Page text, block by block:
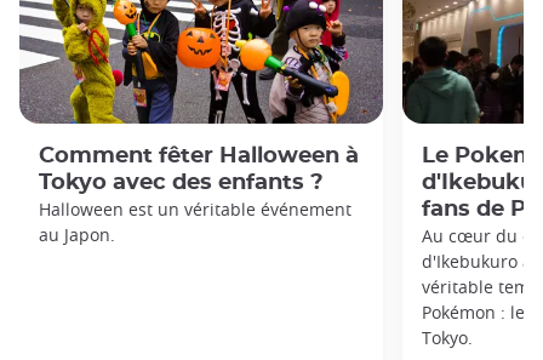
Comment fêter Halloween à
Tokyo avec des enfants ?
Halloween est un véritable événement
au Japon.
Le
fans de
Au cœur du
d'Ikebukuro à
véritable
Pokémon : le
Tokyo.